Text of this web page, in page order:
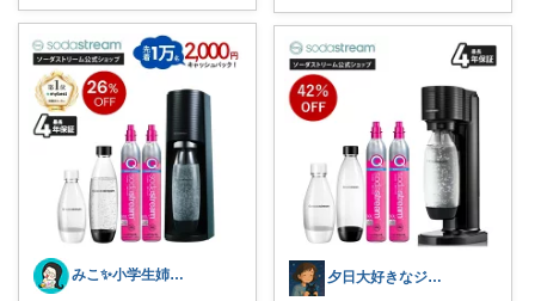
みこ✨小学生姉妹の母ちゃん 夕日大好きなジュンジュン